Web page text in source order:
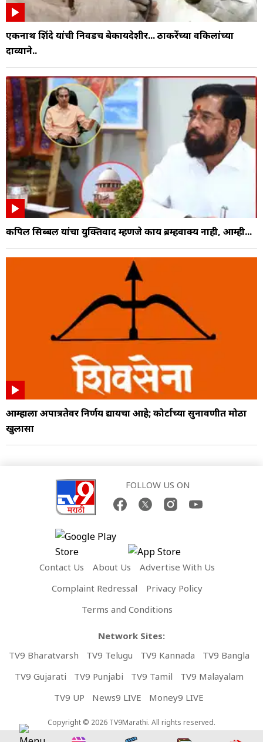
एकनाथ शिंदे यांची निवडच बेकायदेशीर... ठाकरेंच्या वकिलांच्या
दाव्याने..
कपिल सिब्बल यांचा युक्तिवाद म्हणजे काय ब्रम्हवाक्य नाही, आम्ही...
आम्हाला अपात्रतेवर निर्णय द्यायचा आहे; कोर्टाच्या सुनावणीत मोठा
खुलासा
FOLLOW US ON
Contact Us About Us
Advertise With Us
Complaint Redressal
Privacy Policy
Terms and Conditions
Network Sites:
TV9 Bharatvarsh
TV9 Telugu TV9 Kannada
TV9 Bangla
TV9 Gujarati
TV9 Punjabi TV9 Tamil
TV9 Malayalam
TV9 UP
News9 LIVE Money9 LIVE
Copyright © 2026 TV9Marathi. All rights reserved.